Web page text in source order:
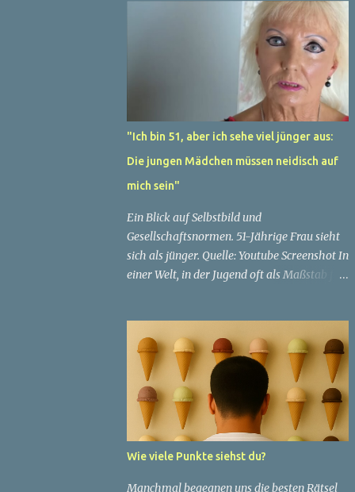
"Ich bin 51, aber ich sehe viel jünger aus:
Die jungen Mädchen müssen neidisch auf
mich sein"
Ein Blick auf Selbstbild und
Gesellschaftsnormen. 51-Jährige Frau sieht
sich als jünger. Quelle: Youtube Screenshot In
einer Welt, in der Jugend oft als Maßstab für
bewahren. Aber was passiert, wenn jemand
sein eigenes Alter anders wahrnimmt als die
Gesellschaft es tut? Treten dann Selbstbild
und Realität in Konflikt? Ein faszinierendes
Beispiel für diese Diskrepanz ist die
Geschichte einer 51-jährigen Frau, deren
Überzeugung von ihrem Aussehen sie dazu
bringt, sich jünger zu fühlen, als die
Wie viele Punkte siehst du?
Manchmal begegnen uns die besten Rätsel